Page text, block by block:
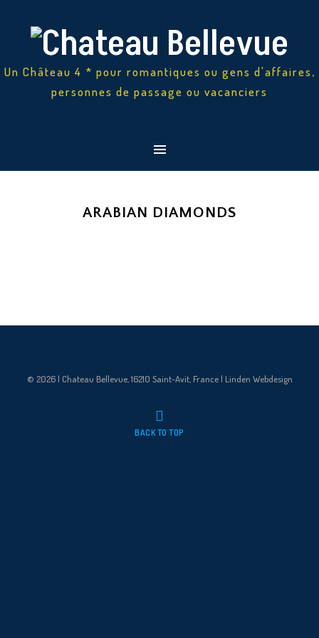
Un Château 4 * pour romantiques ou gens d'affaires,
personnes de passage ou vacanciers
ARABIAN DIAMONDS
© 2026 | Chateau Bellevue, 16210 Saint-Avit, France | Linden Webdesign
BACK TO TOP